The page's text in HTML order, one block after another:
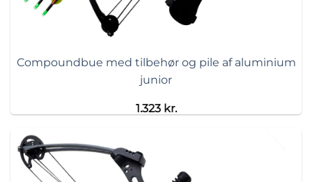
Compoundbue med tilbehør og pile af aluminium
junior
1.323 kr.